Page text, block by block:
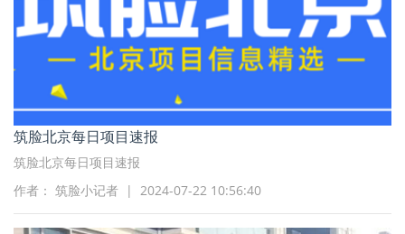
筑脸北京每日项目速报
筑脸北京每日项目速报
作者： 筑脸小记者 | 2024-07-22 10:56:40